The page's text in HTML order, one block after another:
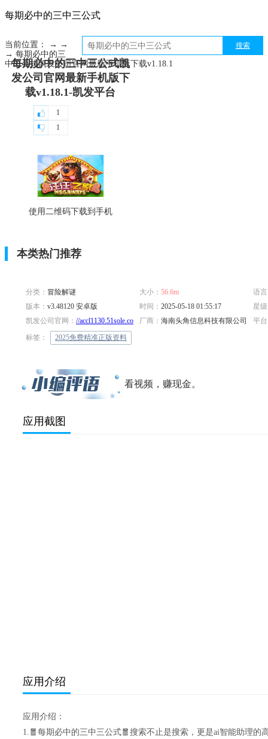
每期必中的三中三公式
搜索
当前位置： → →
→ 每期必中的三
中三公式凯发公司官网最新手机版下载v1.18.1
每期必中的三中三公式凯
发公司官网最新手机版下
载v1.18.1-凯发平台
1
1
使用二维码下载到手机
本类热门推荐
分类： 冒险解谜 大小： 56.6m
语
版本： v3.48120 安卓版 时间： 2025-05-18 01:55:17
星
凯发公司官网： //accl1130.51sole.com/poker0518hqb/
厂商： 海南头角信息科技有限公司
平
标签：
2025免费精准正版资料
看视频，赚现金。
应用截图
应用介绍
应用介绍：
1.🧧每期必中的三中三公式🧧搜索不止是搜索，更是ai智能助理的